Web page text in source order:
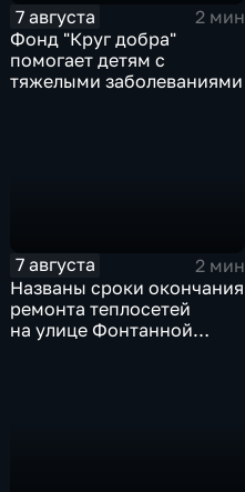
7 августа
2 мин
Фонд "Круг добра"
помогает детям с
тяжелыми заболеваниями
7 августа
2 мин
Названы сроки окончания
ремонта теплосетей
на улице Фонтанной